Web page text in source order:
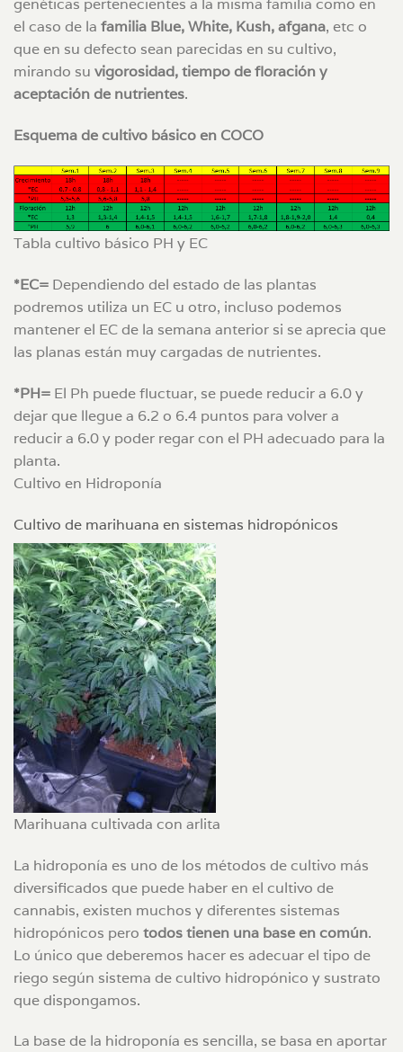
genéticas pertenecientes a la misma familia como en
el caso de la familia Blue, White, Kush, afgana, etc o
que en su defecto sean parecidas en su cultivo,
mirando su vigorosidad, tiempo de floración y
aceptación de nutrientes.
Esquema de cultivo básico en COCO
Tabla cultivo básico PH y EC
*EC= Dependiendo del estado de las plantas
podremos utiliza un EC u otro, incluso podemos
mantener el EC de la semana anterior si se aprecia que
las planas están muy cargadas de nutrientes.
*PH= El Ph puede fluctuar, se puede reducir a 6.0 y
dejar que llegue a 6.2 o 6.4 puntos para volver a
reducir a 6.0 y poder regar con el PH adecuado para la
planta.
Cultivo en Hidroponía
Cultivo de marihuana en sistemas hidropónicos
Marihuana cultivada con arlita
La hidroponía es uno de los métodos de cultivo más
diversificados que puede haber en el cultivo de
cannabis, existen muchos y diferentes sistemas
hidropónicos pero todos tienen una base en común.
Lo único que deberemos hacer es adecuar el tipo de
riego según sistema de cultivo hidropónico y sustrato
que dispongamos.
La base de la hidroponía es sencilla, se basa en aportar